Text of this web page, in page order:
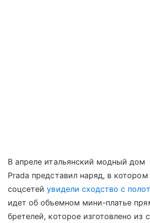
В апреле итальянский модный дом
Prada представил наряд, в котором
соцсетейувидели сходство с
идет об объемном мини-платье
бретелей, которое изготовлено из